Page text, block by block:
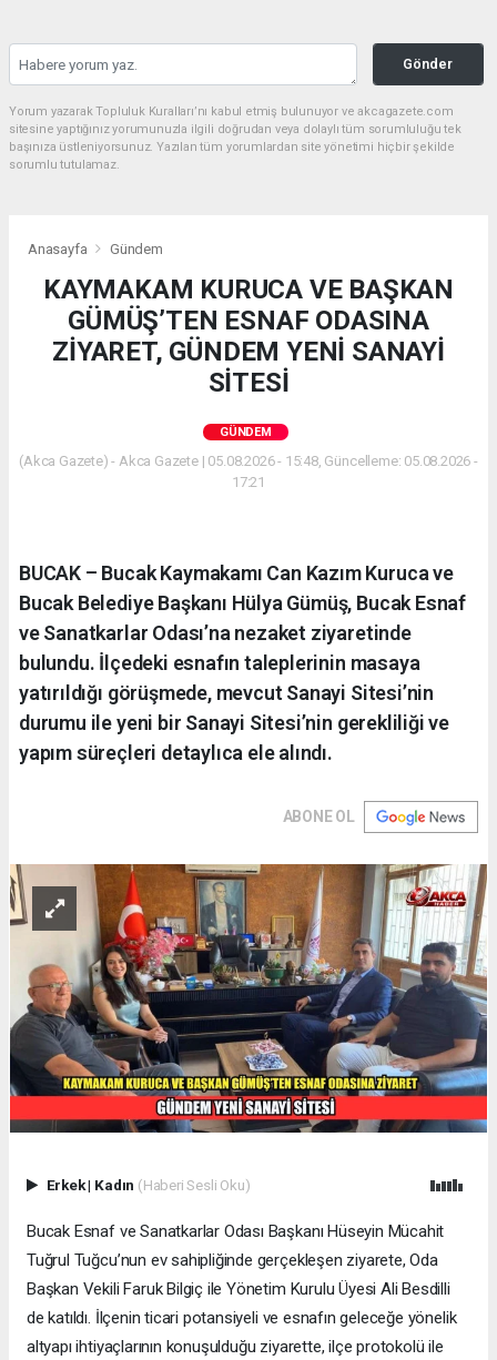
Gönder
Yorum yazarak Topluluk Kuralları’nı kabul etmiş bulunuyor ve akcagazete.com
sitesine yaptığınız yorumunuzla ilgili doğrudan veya dolaylı tüm sorumluluğu tek
başınıza üstleniyorsunuz. Yazılan tüm yorumlardan site yönetimi hiçbir şekilde
sorumlu tutulamaz.
Anasayfa Gündem
KAYMAKAM KURUCA VE BAŞKAN
GÜMÜŞ’TEN ESNAF ODASINA
ZİYARET, GÜNDEM YENİ SANAYİ
SİTESİ
GÜNDEM
(Akca Gazete) - Akca Gazete | 05.08.2026 - 15:48, Güncelleme: 05.08.2026 -
17:21
BUCAK – Bucak Kaymakamı Can Kazım Kuruca ve
Bucak Belediye Başkanı Hülya Gümüş, Bucak Esnaf
ve Sanatkarlar Odası’na nezaket ziyaretinde
bulundu. İlçedeki esnafın taleplerinin masaya
yatırıldığı görüşmede, mevcut Sanayi Sitesi’nin
durumu ile yeni bir Sanayi Sitesi’nin gerekliliği ve
yapım süreçleri detaylıca ele alındı.
ABONE OL
Erkek| Kadın (Haberi Sesli Oku)
Bucak Esnaf ve Sanatkarlar Odası Başkanı Hüseyin Mücahit
Tuğrul Tuğcu’nun ev sahipliğinde gerçekleşen ziyarete, Oda
Başkan Vekili Faruk Bilgiç ile Yönetim Kurulu Üyesi Ali Besdilli
de katıldı. İlçenin ticari potansiyeli ve esnafın geleceğe yönelik
altyapı ihtiyaçlarının konuşulduğu ziyarette, ilçe protokolü ile